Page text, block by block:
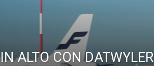
IN ALTO CON DATWYLER